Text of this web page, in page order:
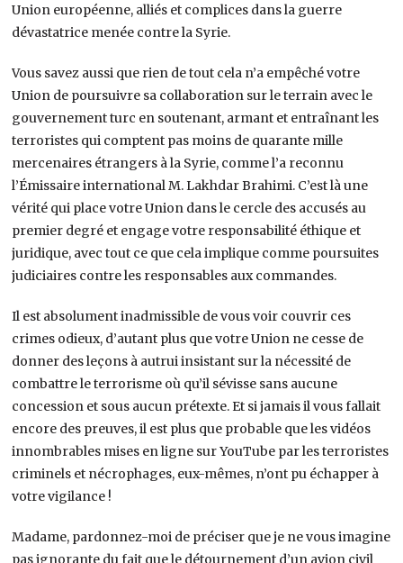
Union européenne, alliés et complices dans la guerre
dévastatrice menée contre la Syrie.
Vous savez aussi que rien de tout cela n’a empêché votre
Union de poursuivre sa collaboration sur le terrain avec le
gouvernement turc en soutenant, armant et entraînant les
terroristes qui comptent pas moins de quarante mille
mercenaires étrangers à la Syrie, comme l’a reconnu
l’Émissaire international M. Lakhdar Brahimi. C’est là une
vérité qui place votre Union dans le cercle des accusés au
premier degré et engage votre responsabilité éthique et
juridique, avec tout ce que cela implique comme poursuites
judiciaires contre les responsables aux commandes.
Il est absolument inadmissible de vous voir couvrir ces
crimes odieux, d’autant plus que votre Union ne cesse de
donner des leçons à autrui insistant sur la nécessité de
combattre le terrorisme où qu’il sévisse sans aucune
concession et sous aucun prétexte. Et si jamais il vous fallait
encore des preuves, il est plus que probable que les vidéos
innombrables mises en ligne sur YouTube par les terroristes
criminels et nécrophages, eux-mêmes, n’ont pu échapper à
votre vigilance !
Madame, pardonnez-moi de préciser que je ne vous imagine
pas ignorante du fait que le détournement d’un avion civil